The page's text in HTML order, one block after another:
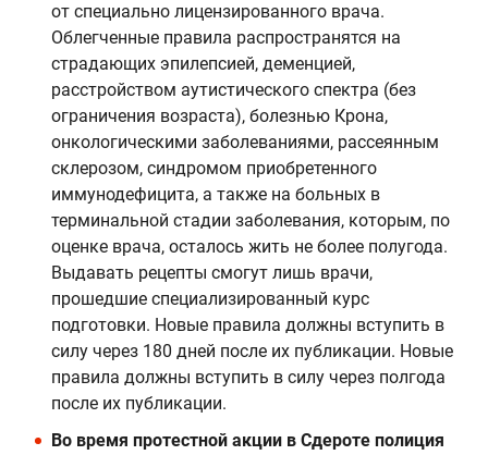
от специально лицензированного врача.
Облегченные правила распространятся на
страдающих эпилепсией, деменцией,
расстройством аутистического спектра (без
ограничения возраста), болезнью Крона,
онкологическими заболеваниями, рассеянным
склерозом, синдромом приобретенного
иммунодефицита, а также на больных в
терминальной стадии заболевания, которым, по
оценке врача, осталось жить не более полугода.
Выдавать рецепты смогут лишь врачи,
прошедшие специализированный курс
подготовки. Новые правила должны вступить в
силу через 180 дней после их публикации. Новые
правила должны вступить в силу через полгода
после их публикации.
Во время протестной акции в Сдероте полиция